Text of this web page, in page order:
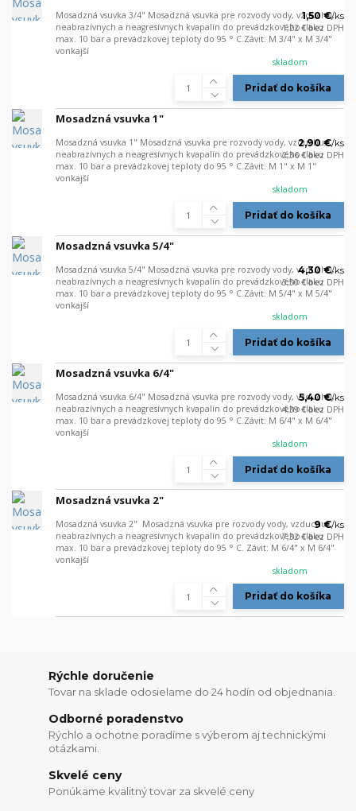
Mosadzná vsuvka 3/4" Mosadzná vsuvka pre rozvody vody, vzduchu,
neabrazívnych a neagresívnych kvapalín do prevádzkového tlaku
max. 10 bar a prevádzkovej teploty do 95 ° C.Závit: M 3/4" x M 3/4"
vonkajší
1,50 €/ks
1,22 €bez DPH
skladom
Pridať do košíka
Mosadzná vsuvka 1"
Mosadzná vsuvka 1" Mosadzná vsuvka pre rozvody vody, vzduchu,
neabrazívnych a neagresívnych kvapalín do prevádzkového tlaku
max. 10 bar a prevádzkovej teploty do 95 ° C.Závit: M 1" x M 1"
vonkajší
2,90 €/ks
2,36 €bez DPH
skladom
Pridať do košíka
Mosadzná vsuvka 5/4"
Mosadzná vsuvka 5/4" Mosadzná vsuvka pre rozvody vody, vzduchu,
neabrazívnych a neagresívnych kvapalín do prevádzkového tlaku
max. 10 bar a prevádzkovej teploty do 95 ° C.Závit: M 5/4" x M 5/4"
vonkajší
4,30 €/ks
3,50 €bez DPH
skladom
Pridať do košíka
Mosadzná vsuvka 6/4"
Mosadzná vsuvka 6/4" Mosadzná vsuvka pre rozvody vody, vzduchu,
neabrazívnych a neagresívnych kvapalín do prevádzkového tlaku
max. 10 bar a prevádzkovej teploty do 95 ° C.Závit: M 6/4" x M 6/4"
vonkajší
5,40 €/ks
4,39 €bez DPH
skladom
Pridať do košíka
Mosadzná vsuvka 2"
Mosadzná vsuvka 2" Mosadzná vsuvka pre rozvody vody, vzduchu,
neabrazívnych a neagresívnych kvapalín do prevádzkového tlaku
max. 10 bar a prevádzkovej teploty do 95 ° C. Závit: M 6/4" x M 6/4"
vonkajší
9 €/ks
7,32 €bez DPH
skladom
Pridať do košíka
Rýchle doručenie
Tovar na sklade odosielame do 24 hodín od objednania.
Odborné poradenstvo
Rýchlo a ochotne poradíme s výberom aj technickými
otázkami.
Skvelé ceny
Ponúkame kvalitný tovar za skvelé ceny